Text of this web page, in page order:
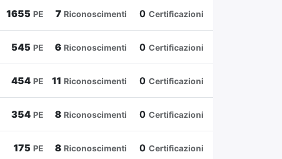
1655 PE 7 Riconoscimenti 0 Certificazioni
545 PE 6 Riconoscimenti 0 Certificazioni
454 PE 11 Riconoscimenti 0 Certificazioni
354 PE 8 Riconoscimenti 0 Certificazioni
175 PE 8 Riconoscimenti 0 Certificazioni